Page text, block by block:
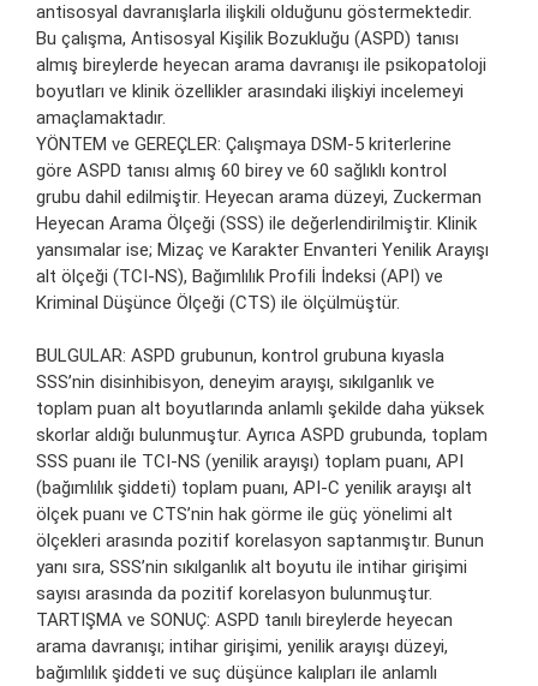
antisosyal davranışlarla ilişkili olduğunu göstermektedir.
Bu çalışma, Antisosyal Kişilik Bozukluğu (ASPD) tanısı
almış bireylerde heyecan arama davranışı ile psikopatoloji
boyutları ve klinik özellikler arasındaki ilişkiyi incelemeyi
amaçlamaktadır.
YÖNTEM ve GEREÇLER: Çalışmaya DSM-5 kriterlerine
göre ASPD tanısı almış 60 birey ve 60 sağlıklı kontrol
grubu dahil edilmiştir. Heyecan arama düzeyi, Zuckerman
Heyecan Arama Ölçeği (SSS) ile değerlendirilmiştir. Klinik
yansımalar ise; Mizaç ve Karakter Envanteri Yenilik Arayışı
alt ölçeği (TCI-NS), Bağımlılık Profili İndeksi (API) ve
Kriminal Düşünce Ölçeği (CTS) ile ölçülmüştür.
BULGULAR: ASPD grubunun, kontrol grubuna kıyasla
SSS’nin disinhibisyon, deneyim arayışı, sıkılganlık ve
toplam puan alt boyutlarında anlamlı şekilde daha yüksek
skorlar aldığı bulunmuştur. Ayrıca ASPD grubunda, toplam
SSS puanı ile TCI-NS (yenilik arayışı) toplam puanı, API
(bağımlılık şiddeti) toplam puanı, API-C yenilik arayışı alt
ölçek puanı ve CTS’nin hak görme ile güç yönelimi alt
ölçekleri arasında pozitif korelasyon saptanmıştır. Bunun
yanı sıra, SSS’nin sıkılganlık alt boyutu ile intihar girişimi
sayısı arasında da pozitif korelasyon bulunmuştur.
TARTIŞMA ve SONUÇ: ASPD tanılı bireylerde heyecan
arama davranışı; intihar girişimi, yenilik arayışı düzeyi,
bağımlılık şiddeti ve suç düşünce kalıpları ile anlamlı